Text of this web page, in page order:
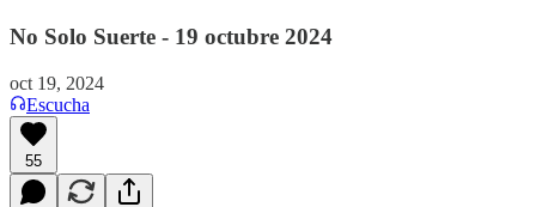
No Solo Suerte - 19 octubre 2024
oct 19, 2024
Escucha
55